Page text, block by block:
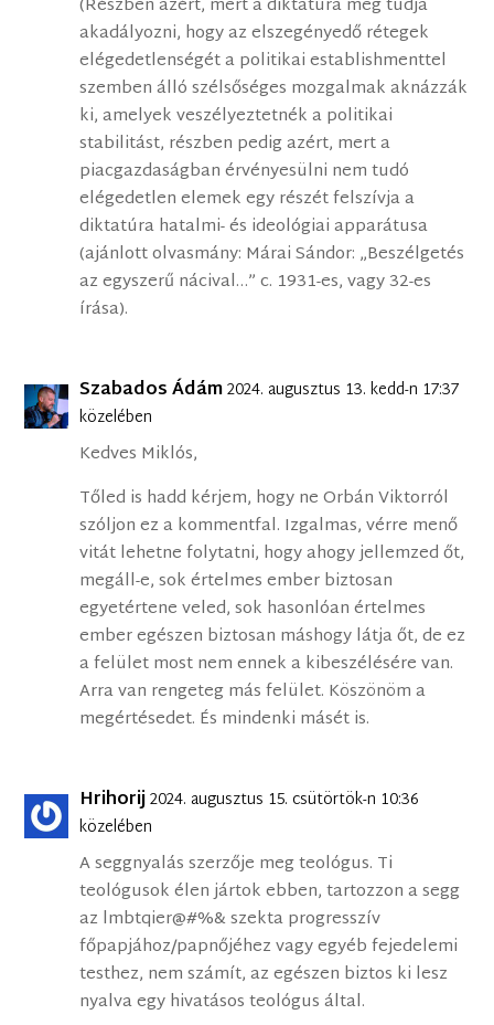
(Részben azért, mert a diktatúra meg tudja
akadályozni, hogy az elszegényedő rétegek
elégedetlenségét a politikai establishmenttel
szemben álló szélsőséges mozgalmak aknázzák
ki, amelyek veszélyeztetnék a politikai
stabilitást, részben pedig azért, mert a
piacgazdaságban érvényesülni nem tudó
elégedetlen elemek egy részét felszívja a
diktatúra hatalmi- és ideológiai apparátusa
(ajánlott olvasmány: Márai Sándor: „Beszélgetés
az egyszerű nácival…” c. 1931-es, vagy 32-es
írása).
Szabados Ádám2024. augusztus 13. kedd-n 17:37
közelében
Kedves Miklós,
Tőled is hadd kérjem, hogy ne Orbán Viktorról
szóljon ez a kommentfal. Izgalmas, vérre menő
vitát lehetne folytatni, hogy ahogy jellemzed őt,
megáll-e, sok értelmes ember biztosan
egyetértene veled, sok hasonlóan értelmes
ember egészen biztosan máshogy látja őt, de ez
a felület most nem ennek a kibeszélésére van.
Arra van rengeteg más felület. Köszönöm a
megértésedet. És mindenki másét is.
Hrihorij2024. augusztus 15. csütörtök-n 10:36
közelében
A seggnyalás szerzője meg teológus. Ti
teológusok élen jártok ebben, tartozzon a segg
az lmbtqier@#%& szekta progresszív
főpapjához/papnőjéhez vagy egyéb fejedelemi
testhez, nem számít, az egészen biztos ki lesz
nyalva egy hivatásos teológus által.